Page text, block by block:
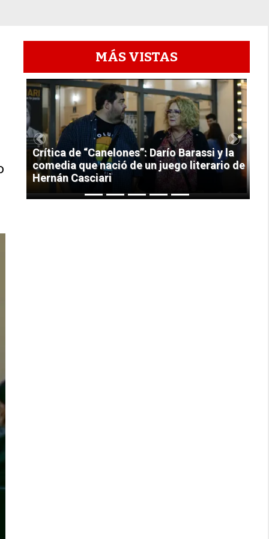
MÁS VISTAS
1
Crítica de “Canelones”: Darío Barassi y la
comedia que nació de un juego literario de
Hernán Casciari
Previous Next